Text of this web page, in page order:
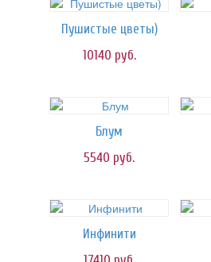
Пушистые цветы)
10140 руб.
Блум
5540 руб.
Инфинити